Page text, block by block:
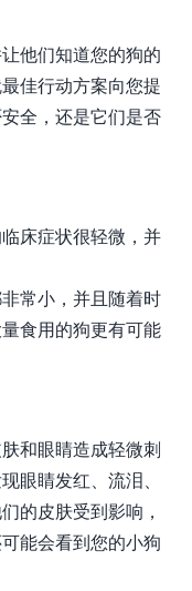
他们知道您的狗的
佳行动方案向您提
全，还是它们是否
床症状很轻微，并
常小，并且随着时
食用的狗更有可能
和眼睛造成轻微刺
眼睛发红、流泪、
的皮肤受到影响，
能会看到您的小狗